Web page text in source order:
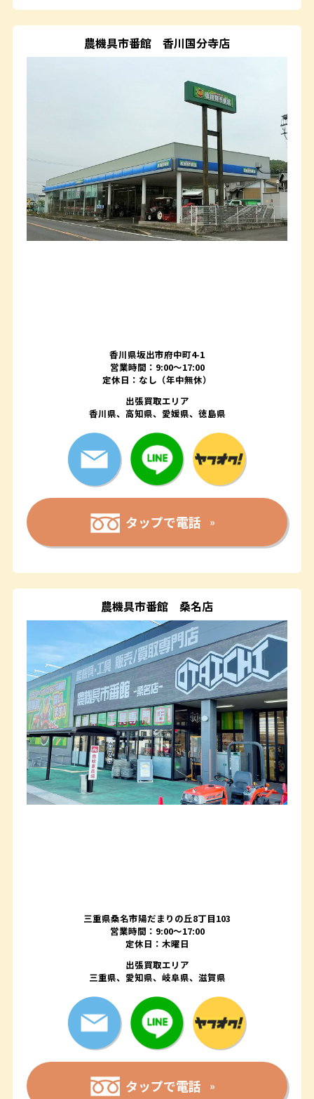
農機具市番館 香川国分寺店
香川県坂出市府中町4-1
営業時間：9:00～17:00
定休日：なし（年中無休）
出張買取エリア
香川県、高知県、愛媛県、徳島県
タップで電話
農機具市番館 桑名店
三重県桑名市陽だまりの丘8丁目103
営業時間：9:00〜17:00
定休日：木曜日
出張買取エリア
三重県、愛知県、岐阜県、滋賀県
タップで電話